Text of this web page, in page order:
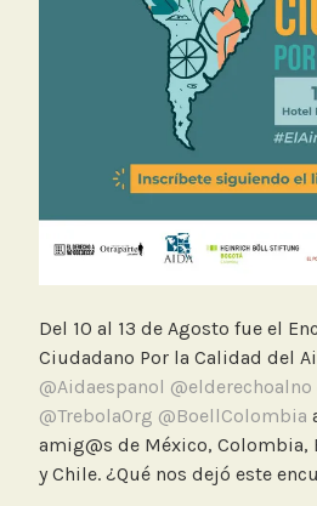
Del 10 al 13 de Agosto fue el
Ciudadano Por la Calidad del
@Aidaespanol @elderechoalno
@TrebolaOrg @BoellColombia
amig@s de México, Colombia,
y Chile. ¿Qué nos dejó este